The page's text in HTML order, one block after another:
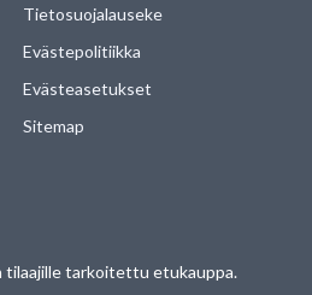
Tietosuojalauseke
Evästepolitiikka
Evästeasetukset
Sitemap
tilaajille tarkoitettu etukauppa.